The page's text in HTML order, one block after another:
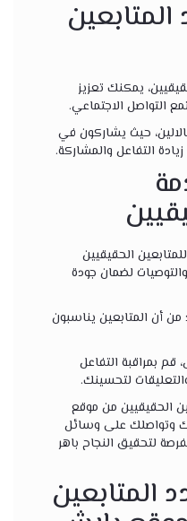
المتابعين
يمكنك تعزيز
التواصل الاجتماعي.
حيث يشاركون في
التفاعل والمشاركة.
الحقيقيين
لضمان جودة
أن المتابعين يناسبون
قم بمراقبة التفاعل
لتحسينك.
الحقيقيين من موقع
وتواصلك على وسائل
لتحقيق النجاح باهر
المتابعين